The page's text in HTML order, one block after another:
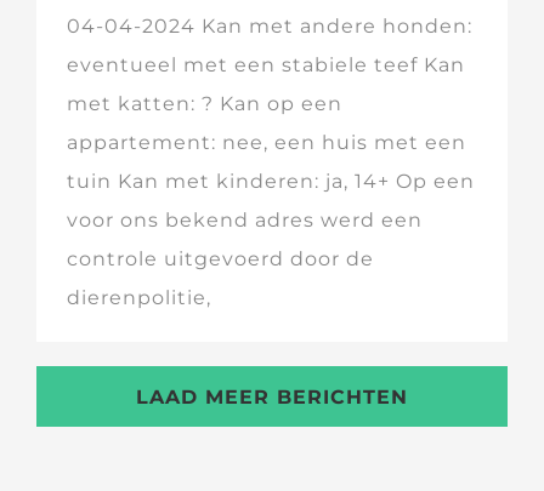
04-04-2024 Kan met andere honden:
eventueel met een stabiele teef Kan
met katten: ? Kan op een
appartement: nee, een huis met een
tuin Kan met kinderen: ja, 14+ Op een
voor ons bekend adres werd een
controle uitgevoerd door de
dierenpolitie,
LAAD MEER BERICHTEN